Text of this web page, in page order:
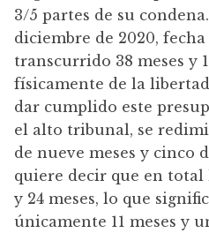
3/5 partes de su
diciembre de 2020,
transcurrido 38 meses y
físicamente de la
dar cumplido este
el alto tribunal, se
de nueve meses y cinco
quiere decir que en total
y 24 meses, lo que
únicamente 11 meses y